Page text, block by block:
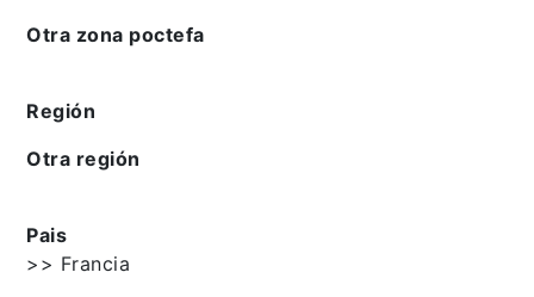
Otra zona poctefa
Región
Otra región
Pais
>> Francia